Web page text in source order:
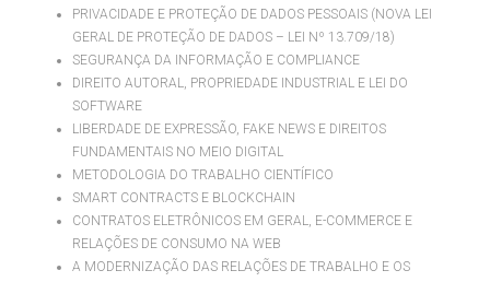
PRIVACIDADE E PROTEÇÃO DE DADOS PESSOAIS (NOVA LEI
GERAL DE PROTEÇÃO DE DADOS – LEI Nº 13.709/18)
SEGURANÇA DA INFORMAÇÃO E COMPLIANCE
DIREITO AUTORAL, PROPRIEDADE INDUSTRIAL E LEI DO
SOFTWARE
LIBERDADE DE EXPRESSÃO, FAKE NEWS E DIREITOS
FUNDAMENTAIS NO MEIO DIGITAL
METODOLOGIA DO TRABALHO CIENTÍFICO
SMART CONTRACTS E BLOCKCHAIN
CONTRATOS ELETRÔNICOS EM GERAL, E-COMMERCE E
RELAÇÕES DE CONSUMO NA WEB
A MODERNIZAÇÃO DAS RELAÇÕES DE TRABALHO E OS